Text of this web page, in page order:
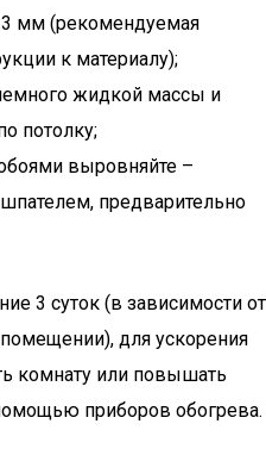
мм (рекомендуемая
к материалу);
жидкой массы и
потолку;
выровняйте –
предварительно
3 суток (в зависимости от
для ускорения
комнату или повышать
приборов обогрева.